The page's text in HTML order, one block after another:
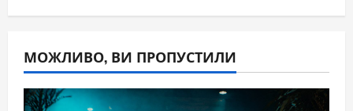
МОЖЛИВО, ВИ ПРОПУСТИЛИ